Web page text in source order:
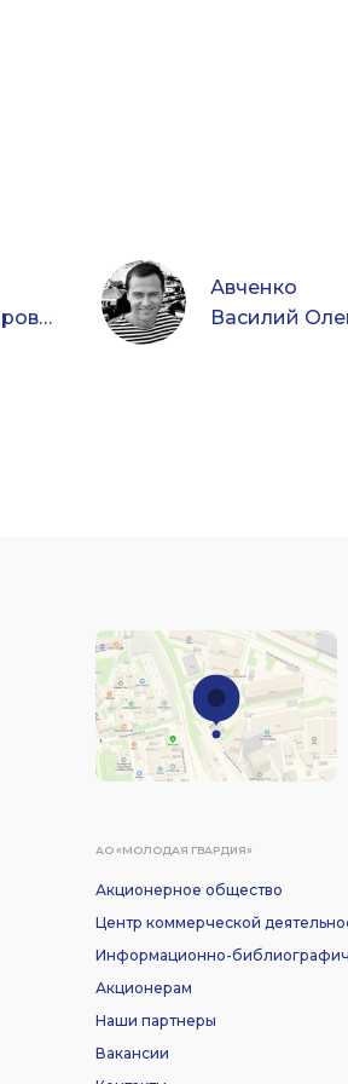
Сергей Александрович
Авченко
Василий
АО «МОЛОДАЯ ГВАРДИЯ»
Акционерное общество
Центр коммерческой
Информационно-
Акционерам
Наши партнеры
Вакансии